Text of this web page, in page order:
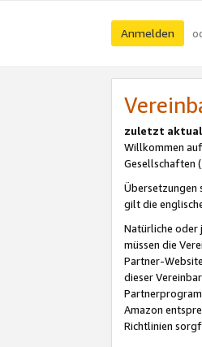
Anmelden
zuletzt
Willkommen
Gesellschaften
Übersetzungen
gilt die
Natürliche oder
müssen die
Partner-
dieser
Amazon
Richtlinien